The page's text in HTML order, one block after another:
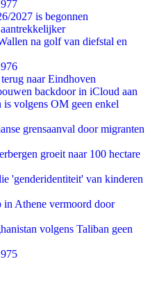
2027 is begonnen
na golf van diefstal en
naar Eindhoven
backdoor in iCloud aan
volgens OM geen enkel
grensaanval door migranten
groeit naar 100 hectare
'genderidentiteit' van kinderen
in Athene vermoord door
volgens Taliban geen